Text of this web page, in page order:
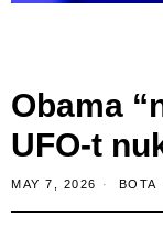
Obama
UFO-t
MAY 7, 2026 BOTA